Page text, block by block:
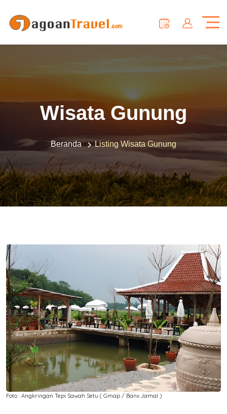
Wisata Gunung
Beranda Listing Wisata Gunung
Foto : Angkringan Tepi Sawah Setu ( Gmap / Banx Jamal )